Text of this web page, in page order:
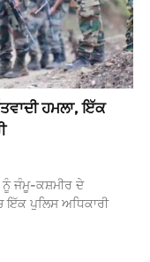
ਹਮਲਾ, ਇੱਕ
ਜੰਮੂ-ਕਸ਼ਮੀਰ ਦੇ
ਇੱਕ ਪੁਲਿਸ ਅਧਿਕਾਰੀ